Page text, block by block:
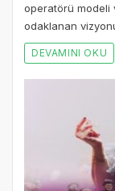
operatörü modeli
odaklanan
DEVAMINI OKU